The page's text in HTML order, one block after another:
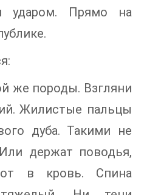
ударом. Прямо на
же породы. Взгляни
Жилистые пальцы
дуба. Такими не
держат поводья,
в кровь. Спина